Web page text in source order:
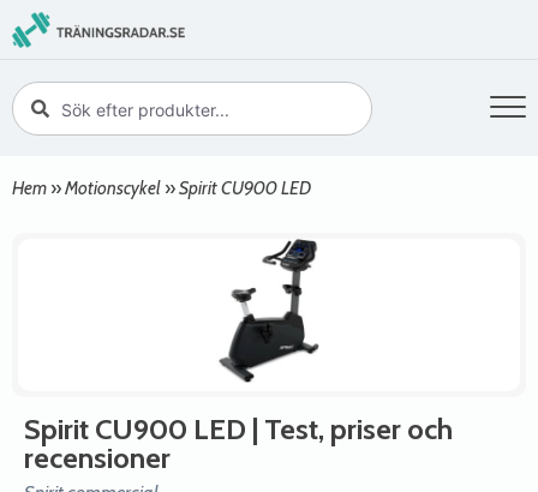
Hem »Motionscykel »Spirit CU900 LED
Spirit CU900 LED | Test, priser och
recensioner